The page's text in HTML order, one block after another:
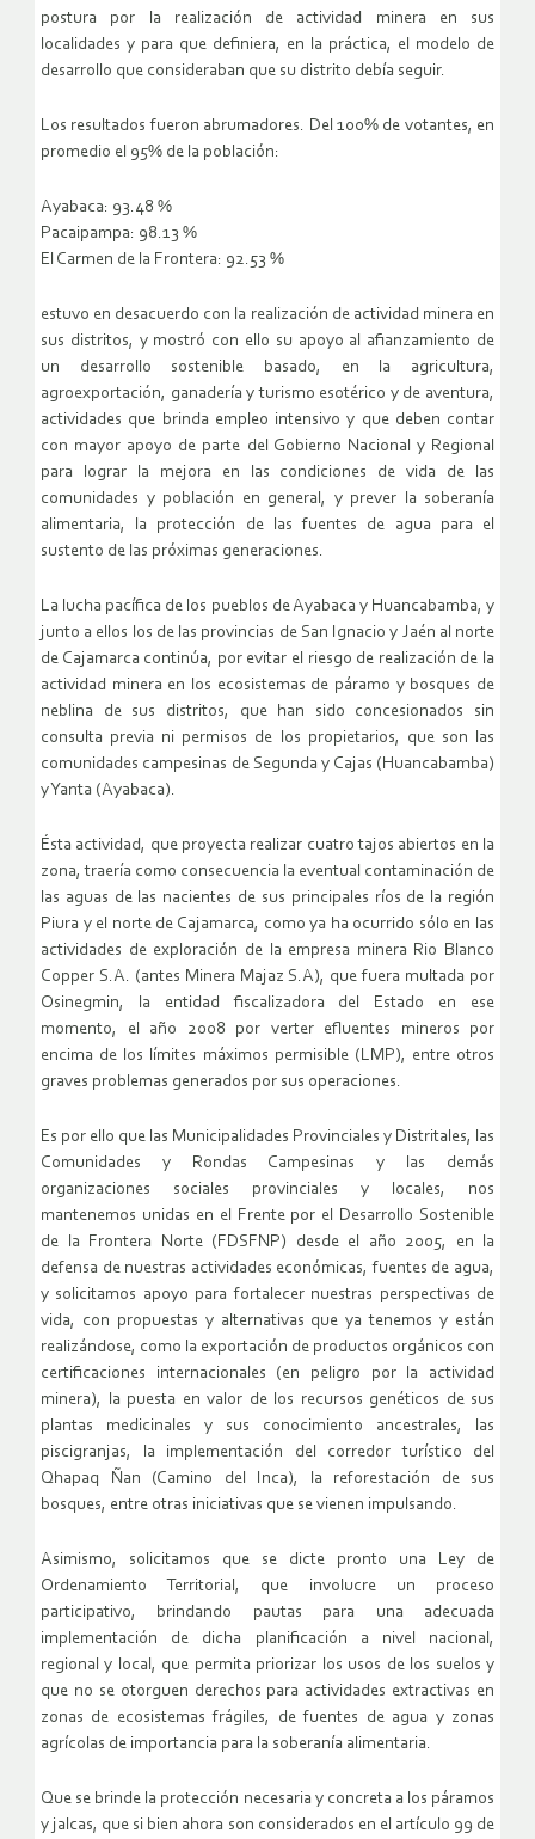
postura por la realización de actividad minera en sus
localidades y para que definiera, en la práctica, el modelo de
desarrollo que consideraban que su distrito debía seguir.
Los resultados fueron abrumadores. Del 100% de votantes, en
promedio el 95% de la población:
Ayabaca: 93.48 %
Pacaipampa: 98.13 %
El Carmen de la Frontera: 92.53 %
estuvo en desacuerdo con la realización de actividad minera en
sus distritos, y mostró con ello su apoyo al afianzamiento de
un desarrollo sostenible basado, en la agricultura,
agroexportación, ganadería y turismo esotérico y de aventura,
actividades que brinda empleo intensivo y que deben contar
con mayor apoyo de parte del Gobierno Nacional y Regional
para lograr la mejora en las condiciones de vida de las
comunidades y población en general, y prever la soberanía
alimentaria, la protección de las fuentes de agua para el
sustento de las próximas generaciones.
La lucha pacífica de los pueblos de Ayabaca y Huancabamba, y
junto a ellos los de las provincias de San Ignacio y Jaén al norte
de Cajamarca continúa, por evitar el riesgo de realización de la
actividad minera en los ecosistemas de páramo y bosques de
neblina de sus distritos, que han sido concesionados sin
consulta previa ni permisos de los propietarios, que son las
comunidades campesinas de Segunda y Cajas (Huancabamba)
y Yanta (Ayabaca).
Ésta actividad, que proyecta realizar cuatro tajos abiertos en la
zona, traería como consecuencia la eventual contaminación de
las aguas de las nacientes de sus principales ríos de la región
Piura y el norte de Cajamarca, como ya ha ocurrido sólo en las
actividades de exploración de la empresa minera Rio Blanco
Copper S.A. (antes Minera Majaz S.A), que fuera multada por
Osinegmin, la entidad fiscalizadora del Estado en ese
momento, el año 2008 por verter efluentes mineros por
encima de los límites máximos permisible (LMP), entre otros
graves problemas generados por sus operaciones.
Es por ello que las Municipalidades Provinciales y Distritales, las
Comunidades y Rondas Campesinas y las demás
organizaciones sociales provinciales y locales, nos
mantenemos unidas en el Frente por el Desarrollo Sostenible
de la Frontera Norte (FDSFNP) desde el año 2005, en la
defensa de nuestras actividades económicas, fuentes de agua,
y solicitamos apoyo para fortalecer nuestras perspectivas de
vida, con propuestas y alternativas que ya tenemos y están
realizándose, como la exportación de productos orgánicos con
certificaciones internacionales (en peligro por la actividad
minera), la puesta en valor de los recursos genéticos de sus
plantas medicinales y sus conocimiento ancestrales, las
piscigranjas, la implementación del corredor turístico del
Qhapaq Ñan (Camino del Inca), la reforestación de sus
bosques, entre otras iniciativas que se vienen impulsando.
Asimismo, solicitamos que se dicte pronto una Ley de
Ordenamiento Territorial, que involucre un proceso
participativo, brindando pautas para una adecuada
implementación de dicha planificación a nivel nacional,
regional y local, que permita priorizar los usos de los suelos y
que no se otorguen derechos para actividades extractivas en
zonas de ecosistemas frágiles, de fuentes de agua y zonas
agrícolas de importancia para la soberanía alimentaria.
Que se brinde la protección necesaria y concreta a los páramos
y jalcas, que si bien ahora son considerados en el artículo 99 de